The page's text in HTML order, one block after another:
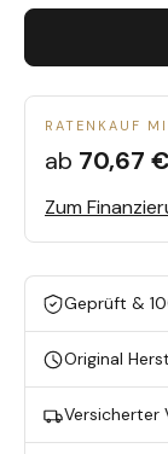
RATENKAUF
ab 70,67 €
Zum
Geprüft &
Original
Versicherter